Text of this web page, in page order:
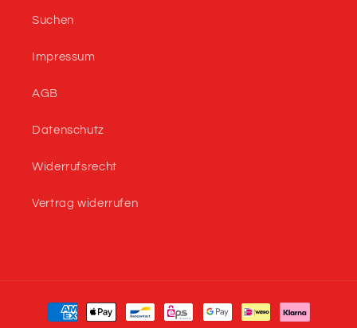
Suchen
Impressum
AGB
Datenschutz
Widerrufsrecht
Vertrag widerrufen
Zahlungsmethoden